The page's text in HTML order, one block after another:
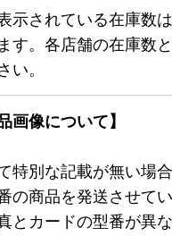
示されている在庫数
す。各店舗の在庫数
い。
画像について】
特別な記載が無い場
の商品を発送させて
とカードの型番が異